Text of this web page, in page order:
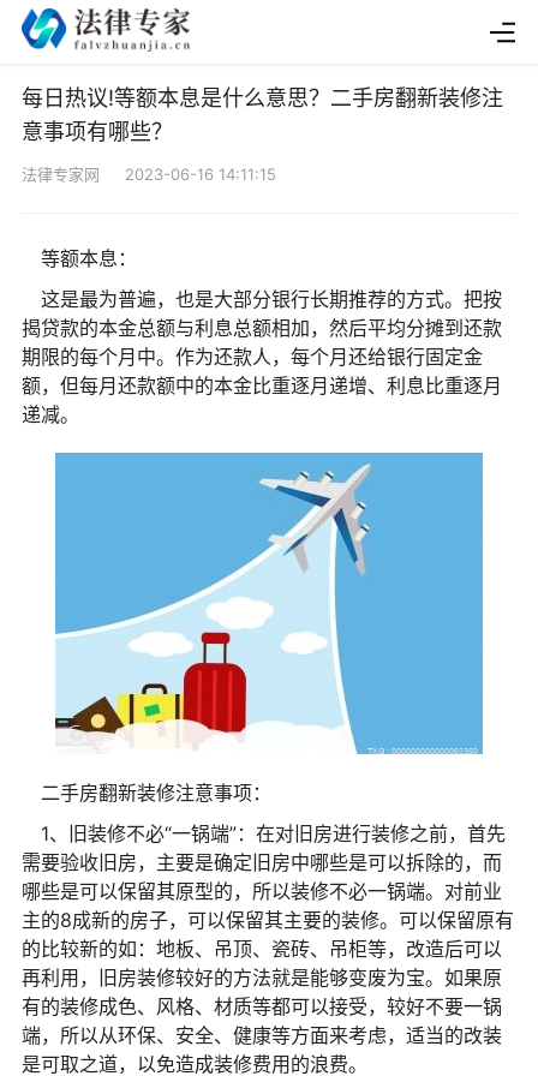
每日热议!等额本息是什么意思？二手房翻新装修注
意事项有哪些？
法律专家网 2023-06-16 14:11:15
等额本息：
这是最为普遍，也是大部分银行长期推荐的方式。把按
揭贷款的本金总额与利息总额相加，然后平均分摊到还款
期限的每个月中。作为还款人，每个月还给银行固定金
额，但每月还款额中的本金比重逐月递增、利息比重逐月
递减。
二手房翻新装修注意事项：
1、旧装修不必“一锅端”：在对旧房进行装修之前，首先
需要验收旧房，主要是确定旧房中哪些是可以拆除的，而
哪些是可以保留其原型的，所以装修不必一锅端。对前业
主的8成新的房子，可以保留其主要的装修。可以保留原有
的比较新的如：地板、吊顶、瓷砖、吊柜等，改造后可以
再利用，旧房装修较好的方法就是能够变废为宝。如果原
有的装修成色、风格、材质等都可以接受，较好不要一锅
端，所以从环保、安全、健康等方面来考虑，适当的改装
是可取之道，以免造成装修费用的浪费。